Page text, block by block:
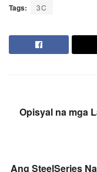
Tags: 3C
Opisyal na mga
Ang SteelSeries